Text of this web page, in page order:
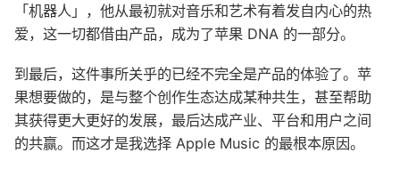
「机器人」，他从最初就对音乐和艺术有着发自内心的热
爱，这一切都借由产品，成为了苹果 DNA 的一部分。
到最后，这件事所关乎的已经不完全是产品的体验了。苹
果想要做的，是与整个创作生态达成某种共生，甚至帮助
其获得更大更好的发展，最后达成产业、平台和用户之间
的共赢。而这才是我选择 Apple Music 的最根本原因。